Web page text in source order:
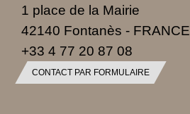
1 place de la Mairie
42140 Fontanès - FRANCE
+33 4 77 20 87 08
CONTACT PAR FORMULAIRE